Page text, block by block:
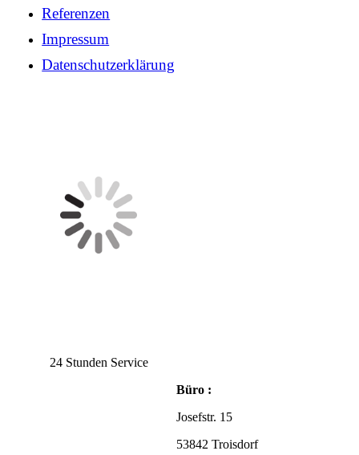
Referenzen
Impressum
Datenschutzerklärung
24 Stunden Service
Büro :
Josefstr. 15
53842 Troisdorf